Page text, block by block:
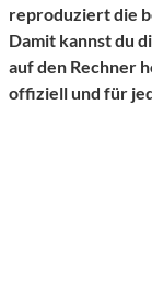
reproduziert die
Damit kannst du
auf den Rechner
offiziell und für